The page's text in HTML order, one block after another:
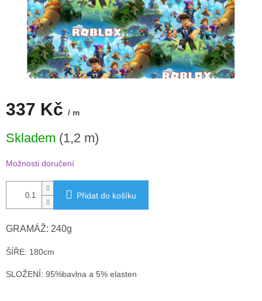
337 Kč / m
cena:
Skladem (1,2 m)
Možnosti doručení
Přidat do košíku
GRAMÁŽ: 240g
ŠÍŘE: 180cm
SLOŽENÍ: 95%bavlna a 5% elasten